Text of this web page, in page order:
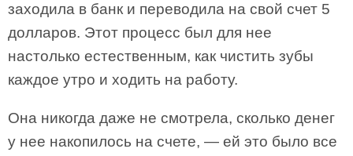
заходила в банк и переводила на свой счет 5
долларов. Этот процесс был для нее
настолько естественным, как чистить зубы
каждое утро и ходить на работу.
Она никогда даже не смотрела, сколько денег
у нее накопилось на счете, — ей это было все